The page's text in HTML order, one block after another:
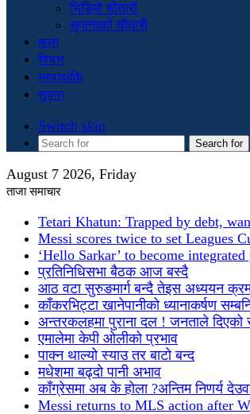
भिडियो चौतारी
सृजनाको चौतारी
कला
विचार
सम्पादकीय
सुचना
Switch skin
Search for
August 7 2026, Friday
ताजा समाचार
Tetari Khatun: Trapped by debt,
Messi scores twice to set Leagues
‘Hello Sarkar’ to become
प्रतिनिधिसभा बैठक आज बस्दै
आठ वटा सुरुङमार्ग बन्दै तेइस अध्ययन
काँकरभिट्टा खानेपानीको ध्यानाकर्षण
अन्तरकलहमा पुराना दल ! जनताले
एमालेमा केपी ओलीको प्रभाव
पाक्न थाल्यो स्याउ तर बाटो बन्द
मधेशमा बढ्दो पानी अभाव
काँग्रेसमा अब के होला ?अन्तिम निणर्य
Messi returns to MLS action after